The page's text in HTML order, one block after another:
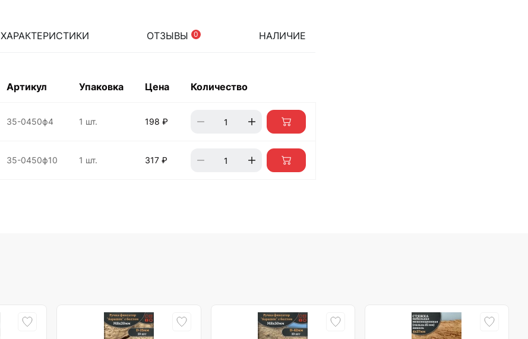
ХАРАКТЕРИСТИКИ ОТЗЫВЫ 0 НАЛИЧИЕ
Артикул Упаковка Цена Количество
35-0450ф4 1 шт. 198 ₽
35-0450ф10 1 шт. 317 ₽